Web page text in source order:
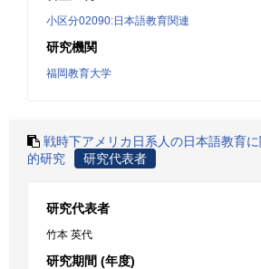
小区分02090:日本語教育関連
研究機関
福岡教育大学
戦時下アメリカ日系人の日本語教育
的研究
研究代表者
研究代表者
竹本 英代
研究期間 (年度)